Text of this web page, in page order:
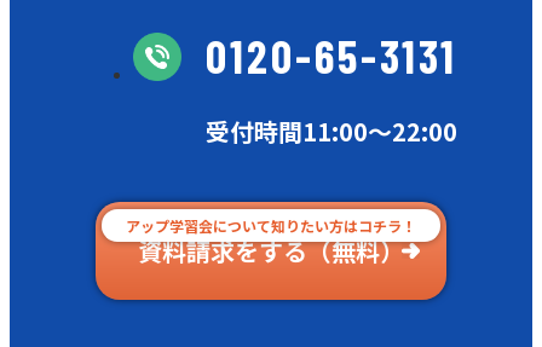
0120-65-3131
受付時間11:00〜22:00
アップ学習会について知りたい方はコチラ！
資料請求をする（無料）